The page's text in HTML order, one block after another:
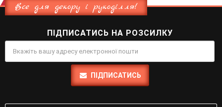
Все для декору і рукоділля!
ПІДПИСАТИСЬ НА РОЗСИЛКУ
ПІДПИСАТИСЬ